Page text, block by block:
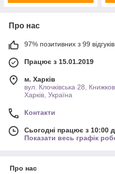
Про нас
97% позитивних з 99 відгуків
Працює з 15.01.2019
м. Харків
вул. Клочківська 28,
Харків, Україна
Контакти
Сьогодні працює з 10:00
Показати весь графік
Про нас